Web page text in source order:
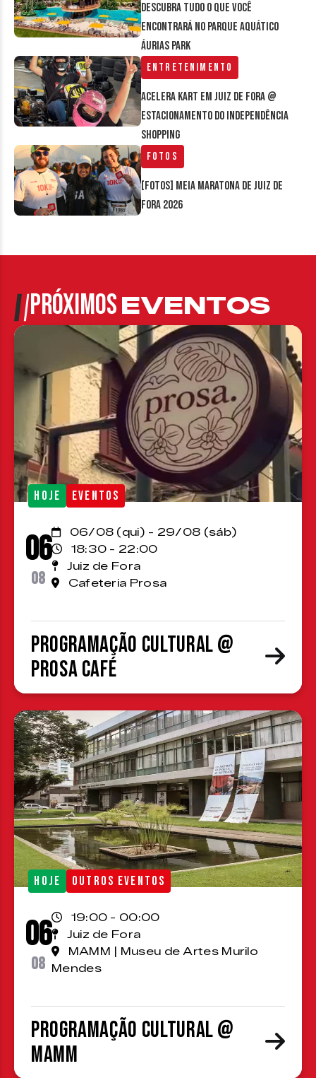
Descubra tudo o que você
encontrará no parque aquático
Áurias Park
Entretenimento
Acelera Kart em Juiz de Fora @
estacionamento do Independência
Shopping
Fotos
[FOTOS] Meia Maratona de Juiz de
Fora 2026
PRÓXIMOSEVENTOS
HOJE EVENTOS
06
08
06/08 (qui) - 29/08 (sáb)
18:30 - 22:00
Juiz de Fora
Cafeteria Prosa
Programação cultural @
Prosa Café
HOJE OUTROS EVENTOS
06
08
19:00 - 00:00
Juiz de Fora
MAMM | Museu de Artes Murilo
Mendes
Programação cultural @
MAMM